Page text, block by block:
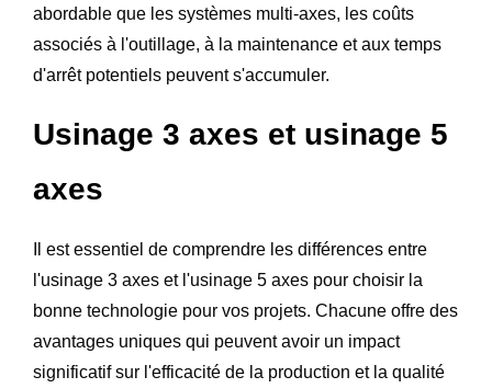
abordable que les systèmes multi-axes, les coûts
associés à l'outillage, à la maintenance et aux temps
d'arrêt potentiels peuvent s'accumuler.
Usinage 3 axes et usinage 5
axes
Il est essentiel de comprendre les différences entre
l'usinage 3 axes et l'usinage 5 axes pour choisir la
bonne technologie pour vos projets. Chacune offre des
avantages uniques qui peuvent avoir un impact
significatif sur l'efficacité de la production et la qualité